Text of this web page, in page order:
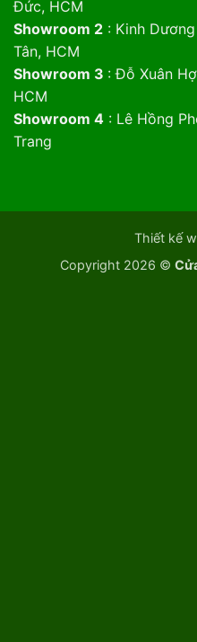
Đức, HCM
Showroom 2: Kinh Dương
Tân, HCM
Showroom 3 : Đỗ Xuân
HCM
Showroom 4: Lê Hồng
Trang
Thiết kế
Copyright 2026 ©